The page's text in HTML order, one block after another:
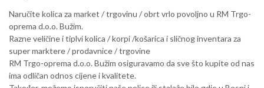
Naručite kolica za market / trgovinu / obrt vrlo povoljno u RM Trgo-
oprema d.o.o. Bužim.
Razne veličine i tiplvi kolica / korpi /košarica i sličnog inventara za
super marktere / prodavnice / trgovine
RM Trgo-oprema d.o.o. Bužim osiguravamo da sve što kupite od nas
ima odličan odnos cijene i kvalitete.